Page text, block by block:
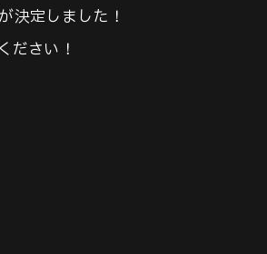
決定しました！
ださい！